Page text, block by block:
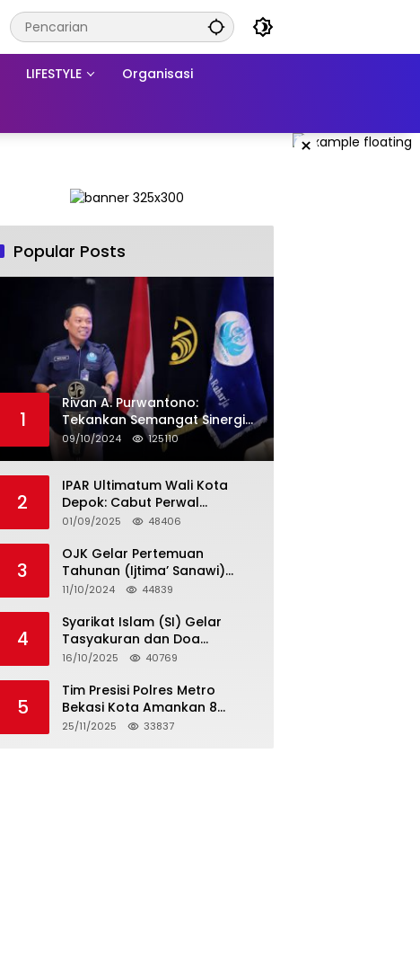
LIFESTYLE Organisasi
×
Popular Posts
1
Rivan A. Purwantono:
Tekankan Semangat Sinergi
dan Kolaborasi dalam
Rakernas Serikat Pekerja Jasa
09/10/2024 125110
2
IPAR Ultimatum Wali Kota
Depok: Cabut Perwal
Tunjangan DPRD Rp40 Juta
Aksi Rakyat
01/09/2025 48406
3
OJK Gelar Pertemuan
Tahunan (Ijtima’ Sanawi)
Dewan Pengawas Syariah
11/10/2024 44839
4
Syarikat Islam (SI) Gelar
Tasyakuran dan Doa
Bersama Organisasi
16/10/2025 40769
5
Tim Presisi Polres Metro
Bekasi Kota Amankan 8
Remaja Diduga Hendak
25/11/2025 33837